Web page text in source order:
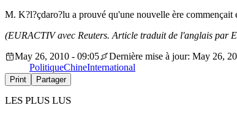
M. K?l?çdaro?lu a prouvé qu'une nouvelle ère
(EURACTIV avec Reuters. Article traduit de l'anglais par
May 26, 2010 - 09:05
Dernière mise à jour: May 26,
PolitiqueChineInternational
Print Partager
LES PLUS LUS